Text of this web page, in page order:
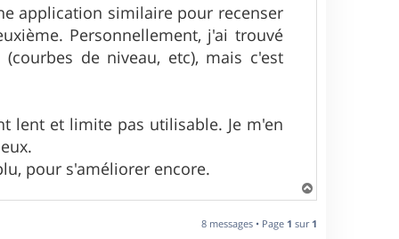
application similaire pour recenser
Personnellement, j'ai trouvé
de niveau, etc), mais c'est
lent et limite pas utilisable. Je m'en
pour s'améliorer encore.
a
t
8 messages • Page 1 sur 1